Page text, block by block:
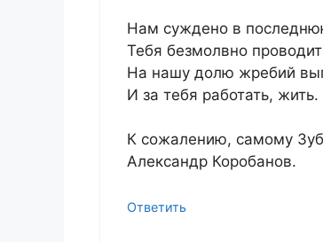
Нам суждено в
Тебя безмолвно
На нашу долю жребий
И за тебя работать, жить.
К сожалению, самому
Александр Коробанов.
Ответить